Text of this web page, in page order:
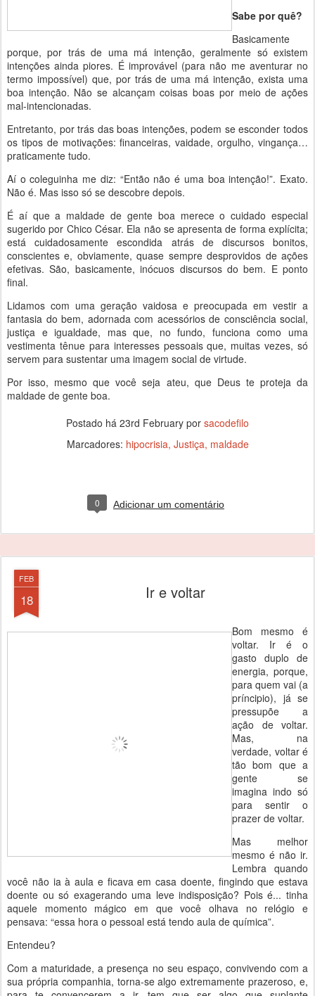
Sabe por quê?
Basicamente
porque, por trás de uma má intenção, geralmente só existem
intenções ainda piores. É improvável (para não me aventurar no
termo impossível) que, por trás de uma má intenção, exista uma
boa intenção. Não se alcançam coisas boas por meio de ações
mal-intencionadas.
Entretanto, por trás das boas intenções, podem se esconder todos
os tipos de motivações: financeiras, vaidade, orgulho, vingança…
praticamente tudo.
Aí o coleguinha me diz: “Então não é uma boa intenção!”. Exato.
Não é. Mas isso só se descobre depois.
É aí que a maldade de gente boa merece o cuidado especial
sugerido por Chico César. Ela não se apresenta de forma explícita;
está cuidadosamente escondida atrás de discursos bonitos,
conscientes e, obviamente, quase sempre desprovidos de ações
efetivas. São, basicamente, inócuos discursos do bem. E ponto
final.
Lidamos com uma geração vaidosa e preocupada em vestir a
fantasia do bem, adornada com acessórios de consciência social,
justiça e igualdade, mas que, no fundo, funciona como uma
vestimenta tênue para interesses pessoais que, muitas vezes, só
servem para sustentar uma imagem social de virtude.
Por isso, mesmo que você seja ateu, que Deus te proteja da
maldade de gente boa.
Postado há 23rd February por sacodefilo
Marcadores: hipocrisia Justiça maldade
0 Adicionar um comentário
FEB
18 Ir e voltar
Bom mesmo é
voltar. Ir é o
gasto duplo de
energia, porque,
para quem vai (a
príncipio), já se
pressupõe a
ação de voltar.
Mas, na
verdade, voltar é
tão bom que a
gente se
imagina indo só
para sentir o
prazer de voltar.
Mas melhor
mesmo é não ir.
Lembra quando
você não ia à aula e ficava em casa doente, fingindo que estava
doente ou só exagerando uma leve indisposição? Pois é... tinha
aquele momento mágico em que você olhava no relógio e
pensava: “essa hora o pessoal está tendo aula de química”.
Entendeu?
Com a maturidade, a presença no seu espaço, convivendo com a
sua própria companhia, torna-se algo extremamente prazeroso, e,